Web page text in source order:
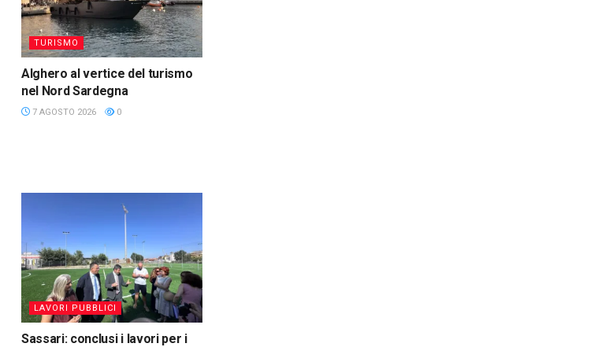
TURISMO
Alghero al vertice del turismo
nel Nord Sardegna
7 AGOSTO 2026 0
LAVORI PUBBLICI
Sassari: conclusi i lavori per i